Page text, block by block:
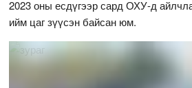
2023 оны есдүгээр сард ОХУ-д
ийм цаг зүүсэн байсан юм.